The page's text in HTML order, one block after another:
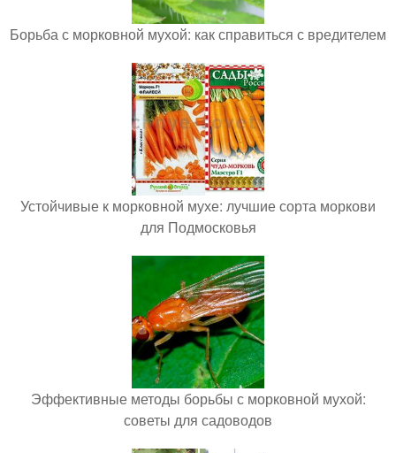
Борьба с морковной мухой: как справиться с вредителем
Устойчивые к морковной мухе: лучшие сорта моркови
для Подмосковья
Эффективные методы борьбы с морковной мухой:
советы для садоводов